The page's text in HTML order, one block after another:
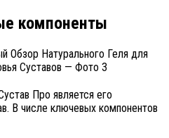
компоненты
Про является его
В числе ключевых компонентов